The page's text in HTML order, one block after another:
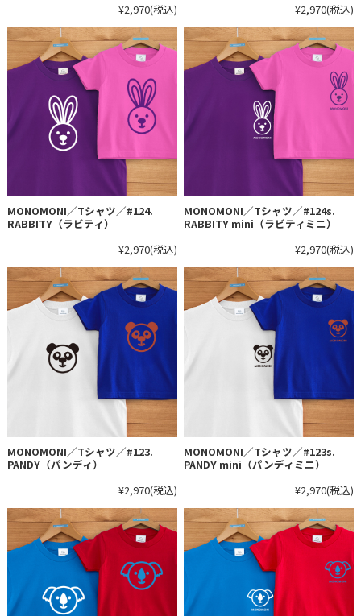
¥2,970(税込)
¥2,970(税込)
MONOMONI／Tシャツ／#124.
RABBITY（ラビティ）
¥2,970(税込)
MONOMONI／Tシャツ／#124s.
RABBITY mini（ラビティミニ）
¥2,970(税込)
MONOMONI／Tシャツ／#123.
PANDY（パンディ）
¥2,970(税込)
MONOMONI／Tシャツ／#123s.
PANDY mini（パンディミニ）
¥2,970(税込)